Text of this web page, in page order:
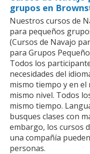
grupos en
Nuestros cursos de
para pequeños
(Cursos de Navajo
para Grupos
Todos los
necesidades del
mismo tiempo y en
mismo nivel. Todos
mismo tiempo.
busques clases con
embargo, los cursos
una compañía
personas.